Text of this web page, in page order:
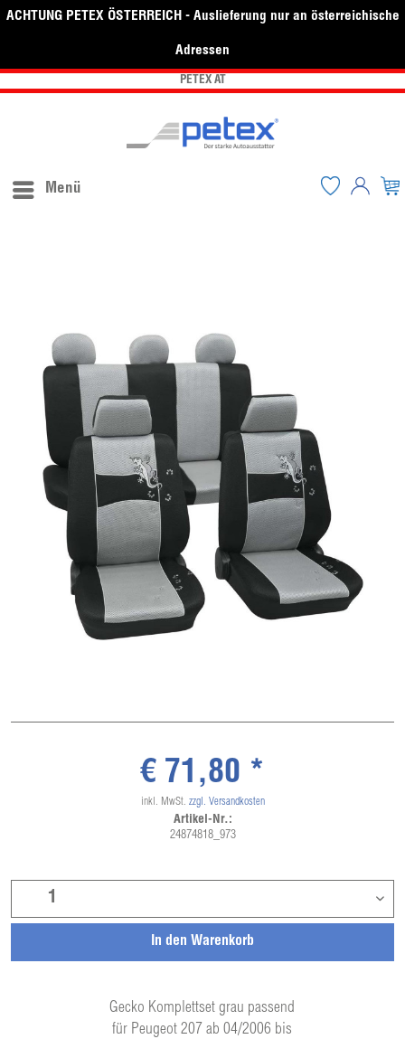
ACHTUNG PETEX ÖSTERREICH - Auslieferung nur an österreichische
Adressen
PETEX AT
Menü
Gecko Komplettset grau passend
für Peugeot 207 ab 04/2006 bis
In den Warenkorb
€ 71,80 *
inkl. MwSt. zzgl. Versandkosten
Artikel-Nr.:
24874818_973